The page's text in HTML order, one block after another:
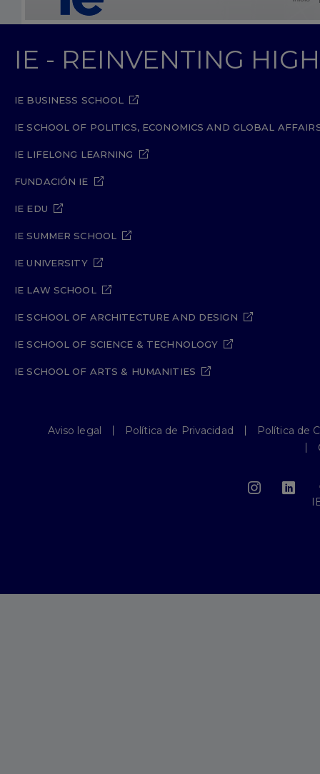
IE - REINVENTING
IE BUSINESS SCHOOL
IE SCHOOL OF POLITICS, ECONOMICS AND GLOBAL
IE LIFELONG LEARNING
FUNDACIÓN IE
IE EDU
IE SUMMER SCHOOL
IE UNIVERSITY
IE LAW SCHOOL
IE SCHOOL OF ARCHITECTURE AND DESIGN
IE SCHOOL OF SCIENCE & TECHNOLOGY
IE SCHOOL OF ARTS & HUMANITIES
Aviso legal Política de Privacidad
Política de